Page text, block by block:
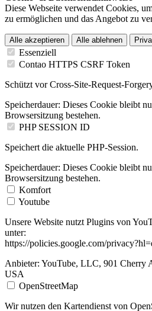
Diese Webseite verwendet Cookies,
zu ermöglichen und das Angebot zu
Alle akzeptieren Alle ablehnen
Essenziell
Contao HTTPS CSRF Token
Schützt vor Cross-Site-Request-
Speicherdauer: Dieses Cookie bleibt
Browsersitzung bestehen.
PHP SESSION ID
Speichert die aktuelle PHP-Session.
Speicherdauer: Dieses Cookie bleibt
Browsersitzung bestehen.
Komfort
Youtube
Unsere Website nutzt Plugins von
unter:
https://policies.google.com/
Anbieter: YouTube, LLC, 901 Cherry
USA
OpenStreetMap
Wir nutzen den Kartendienst von